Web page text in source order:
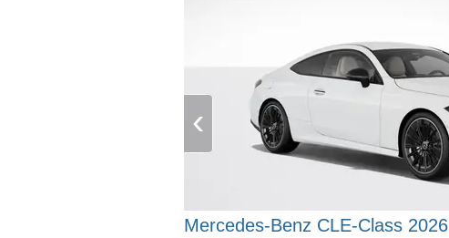
Mercedes-Benz CLE-Class 2026